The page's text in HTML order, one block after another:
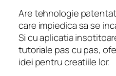
Are tehnologie
care impiedica sa se
Si cu aplicatia
tutoriale pas cu pas,
idei pentru creatiile lor.